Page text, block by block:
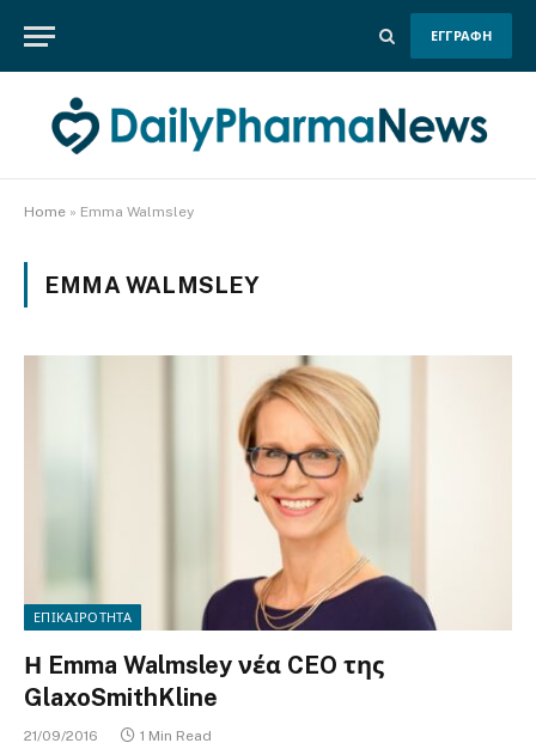
ΕΓΓΡΑΦΗ
Home » Emma Walmsley
EMMA WALMSLEY
ΕΠΙΚΑΙΡΟΤΗΤΑ
Η Emma Walmsley νέα CEO της
GlaxoSmithKline
21/09/2016 1 Min Read